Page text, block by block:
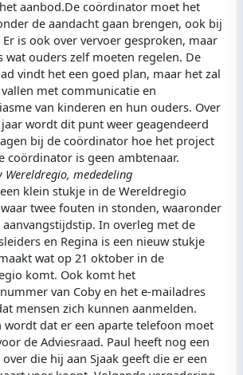
aanbod.De coördinator moet het
de aandacht gaan brengen, ook bij
Er is ook over vervoer gesproken, maar
wat ouders zelf moeten regelen. De
vindt het een goed plan, maar het zal
met communicatie en
van kinderen en hun ouders. Over
wordt dit punt weer geagendeerd
bij de coördinator hoe het project
coördinator is geen ambtenaar.
Wereldregio, mededeling
klein stukje in de Wereldregio
twee fouten in stonden, waaronder
In overleg met de
en Regina is een nieuw stukje
wat op 21 oktober in de
komt. Ook komt het
van Coby en het e-mailadres
mensen zich kunnen aanmelden.
wordt dat er een aparte telefoon moet
de Adviesraad. Paul heeft nog een
die hij aan Sjaak geeft die er een